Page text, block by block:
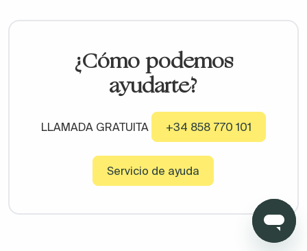
¿Cómo podemos
ayudarte?
LLAMADA GRATUITA +34 858 770 101
Servicio de ayuda